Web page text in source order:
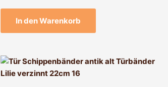
In den Warenkorb